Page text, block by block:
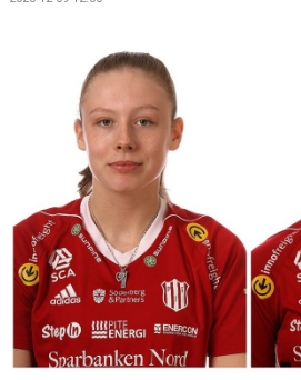
MATCHER
MATCHER & SERIETABELL